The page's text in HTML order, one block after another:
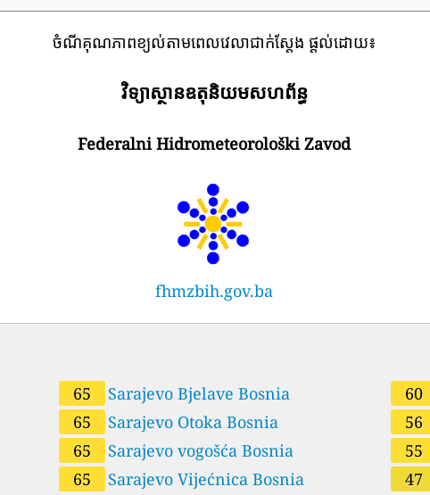
ចំណីគុណភាពខ្យល់តាមពេលវេលាជាក់ស្តែង ផ្តល់ដោយ៖
វិទ្យាស្ថានឧតុនិយមសហព័ន្ធ
Federalni Hidrometeorološki Zavod
fhmzbih.gov.ba
65
Sarajevo Bjelave Bosnia
65
Sarajevo Otoka Bosnia
65
Sarajevo vogošća Bosnia
65
Sarajevo Vijećnica Bosnia
60
56
55
47